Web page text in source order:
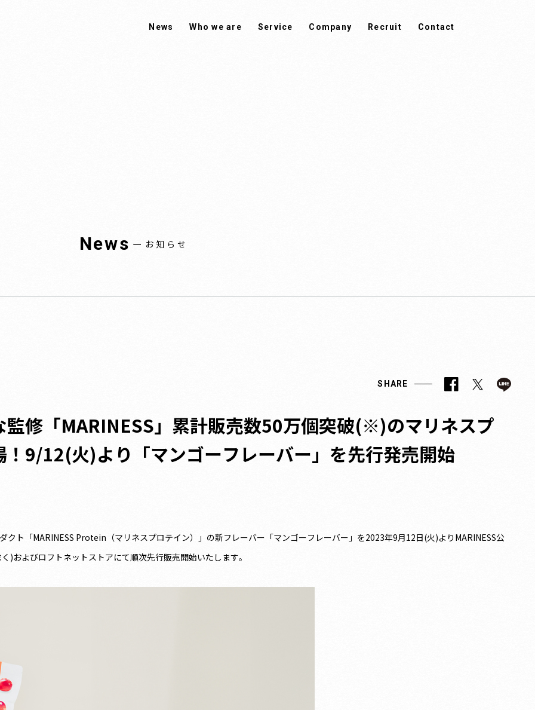
News Who we are Service Company Recruit Contact
News ー お知らせ
SHARE
監修「MARINESS」累計販売数50万個突破(※)のマリネスプ
9/12(火)より「マンゴーフレーバー」を先行発売開始
クト「MARINESS Protein（マリネスプロテイン）」の新フレーバー「マンゴーフレーバー」を2023年9月12日(火)よりMARINESS公
およびロフトネットストアにて順次先行販売開始いたします。